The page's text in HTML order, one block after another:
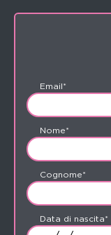
Email*
Nome*
Cognome*
Data di nascita*